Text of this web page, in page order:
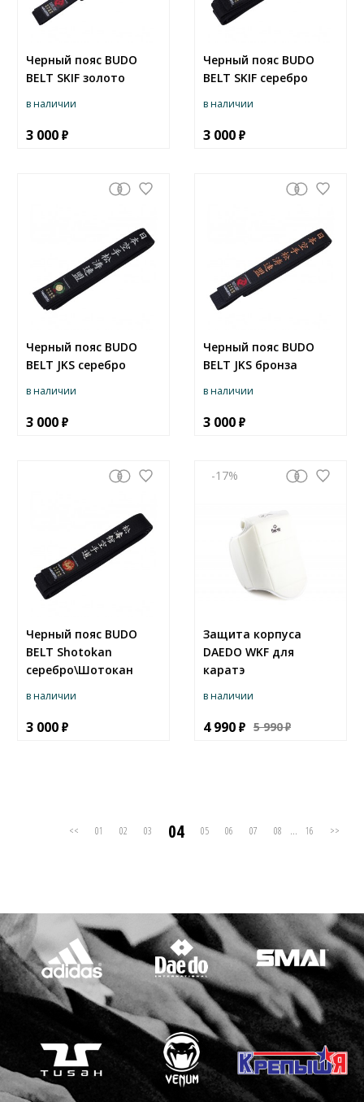
Черный пояс BUDO
BELT SKIF золото
в наличии
3 000
Черный пояс BUDO
BELT SKIF серебро
в наличии
3 000
Черный пояс BUDO
BELT JKS серебро
в наличии
3 000
Черный пояс BUDO
BELT JKS бронза
в наличии
3 000
Черный пояс BUDO
BELT Shotokan
серебро\Шотокан
в наличии
3 000
-17
Защита корпуса
DAEDO WKF для
каратэ
в наличии
4 990 5 990
<< 01 02 03 04 05 06 07 08 ... 16 >>